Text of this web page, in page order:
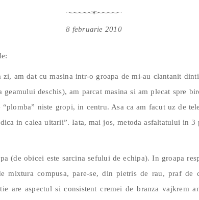
8 februarie 2010
zi, am dat cu masina intr-o groapa de mi-au clantanit
deschis), am parcat masina si am plecat spre
“plomba” niste gropi, in centru. Asa ca am facut uz de
in calea uitarii”. Iata, mai jos, metoda asfaltatului in
(de obicei este sarcina sefului de echipa). In groapa
mixtura compusa, pare-se, din pietris de rau, praf de
are aspectul si consistent cremei de branza vajkrem